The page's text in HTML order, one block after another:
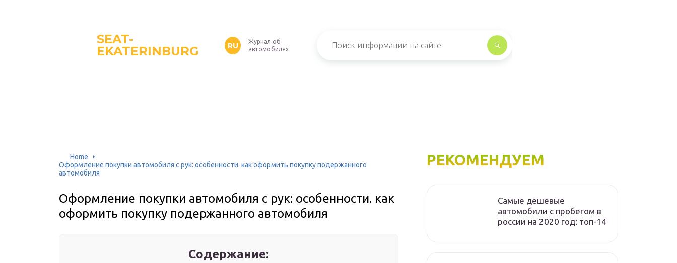
SEAT-
EKATERINBURG
RU
Журнал об
автомобилях
Home
Оформление покупки автомобиля с рук: особенности. как оформить покупку подержанного
автомобиля
Оформление покупки автомобиля с рук: особенности. как
оформить покупку подержанного автомобиля
Содержание:
РЕКОМЕНДУЕМ
Самые дешевые
автомобили с пробегом в
россии на 2020 год: топ-14